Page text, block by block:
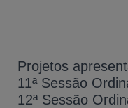
Projetos
11ª Sessão
12ª Sessão